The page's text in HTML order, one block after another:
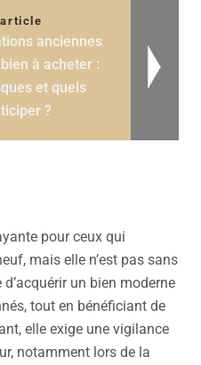
anciennes
à acheter :
et quels
?
pour ceux qui
mais elle n’est pas sans
un bien moderne
tout en bénéficiant de
elle exige une vigilance
notamment lors de la